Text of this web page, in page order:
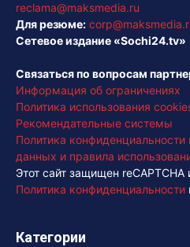
reclama@maksmedia.ru
Для резюме:
Сетевое издание «Sochi24.tv»
Связаться по вопросам
Информация об ограничениях
Политика использования
Рекомендательные системы
Политика
данных и правила
Этот сайт защищен
Политика конфиденциальности
Категории